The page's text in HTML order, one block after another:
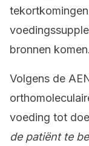
bronnen komen.
Volgens de
voeding tot
de patiënt te